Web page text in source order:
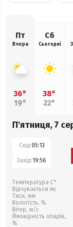
Пт
Вчора
36°
19°
Сб
Сьогодні
38°
22°
П'ятниця, 7
Схід:05:13
Захід:19:56
Температура С°
Відчувається як
Тиск, мм
Вологість, %
Вітер, м/с
Ймовірність опадів,
%